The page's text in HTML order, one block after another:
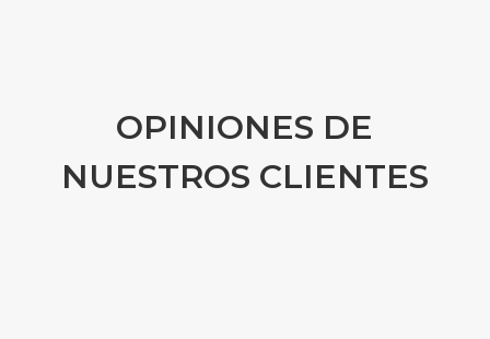
OPINIONES DE
NUESTROS CLIENTES